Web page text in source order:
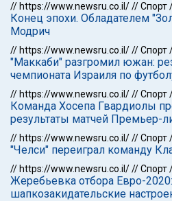
// https://www.newsru.co.il///Спорт
Конец эпохи. Обладателем
Модрич
// https://www.newsru.co.il///Спорт
"Маккаби" разгромил южан:
чемпионата Израиля по
// https://www.newsru.co.il///Спорт
Команда Хосепа Гвардиолы
результаты матчей Премьер-
// https://www.newsru.co.il///Спорт
"Челси" переиграл команду
// https://www.newsru.co.il///Спорт
Жеребьевка отбора Евро-
шапкозакидательские